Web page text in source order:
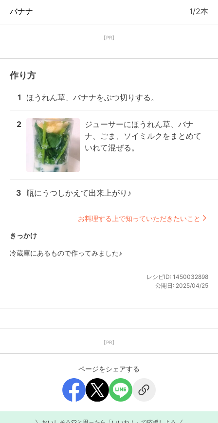
バナナ 1/2本
【PR】
作り方
1 ほうれん草、バナナをぶつ切りする。
2
ジューサーにほうれん草、バナ
ナ、ごま、ソイミルクをまとめて
いれて混ぜる。
3 瓶にうつしかえて出来上がり♪
お料理する上で知っていただきたいこと
きっかけ
冷蔵庫にあるもので作ってみました♪
レシピID: 1450032898
公開日: 2025/04/25
【PR】
ページをシェアする